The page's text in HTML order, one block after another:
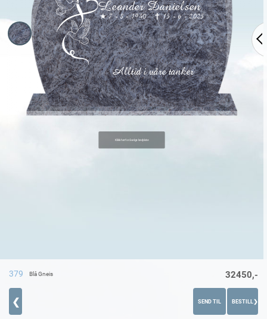
Leander Danielsen
7 - 8 - 1940 15 - 6 - 2025
Alltid i våre tanker
❮
379 Blå Gneis 32450,-
SEND TIL BESTILL❯